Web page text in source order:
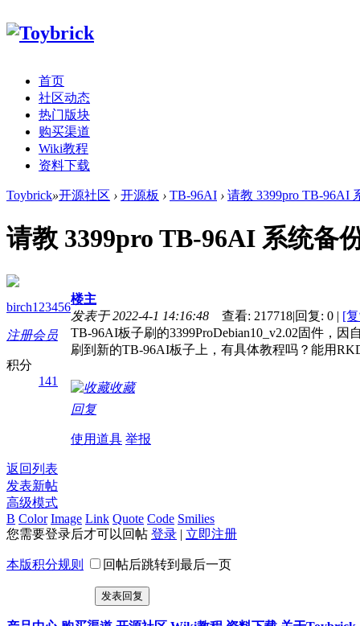
首页
社区动态
热门版块
购买渠道
Wiki教程
资料下载
Toybrick»开源社区 › 开源板 › TB-96AI › 请教 3399pro TB-96AI
请教 3399pro TB-96AI 系统备
birch123456
注册会员
积分
141
楼主
发表于 2022-4-1 14:16:48
查看: 217718|回复: 0 | [
TB-96AI板子刷的3399ProDebian10_v2.02固件，
刷到新的TB-96AI板子上，有具体教程吗？能用
收藏
回复
使用道具 举报
返回列表
发表新帖
高级模式
B Color Image Link Quote Code Smilies
您需要登录后才可以回帖 登录 | 立即注册
本版积分规则 回帖后跳转到最后一页
发表回复